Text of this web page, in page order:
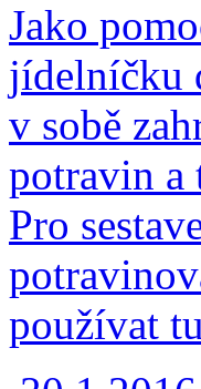
Jako
jídelníčku
v sobě
potravin a
Pro
používat